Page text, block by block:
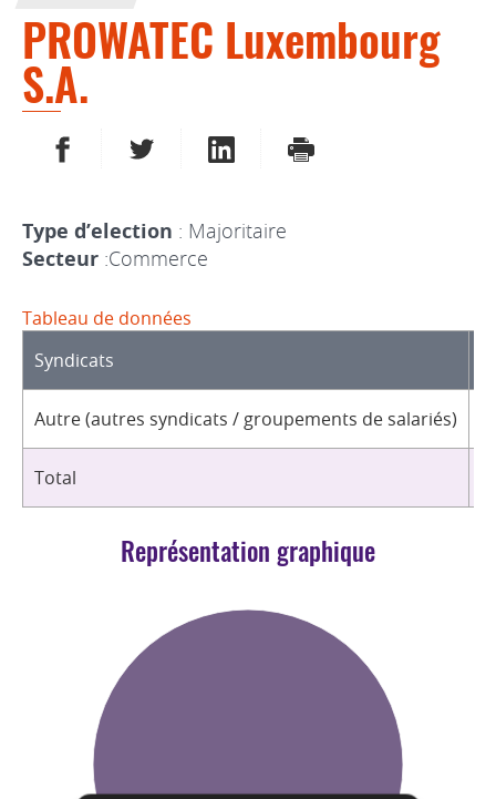
PROWATEC Luxembourg
S.A.
PARTAGER SUR FACEBOOK
PARTAGER SUR TWITTER
PARTAGER SUR LINKEDIN
IMPRIMER
Type d’election : Majoritaire
Secteur :Commerce
Tableau de données
Syndicats
Autre (autres syndicats / groupements de salariés)
Total
Représentation graphique